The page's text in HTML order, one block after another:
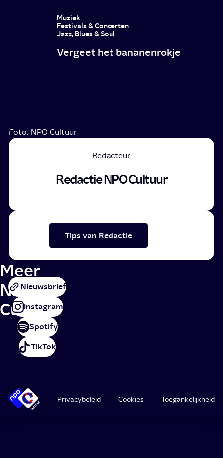
Muziek
Festivals & Concerten
Jazz, Blues & Soul
Vergeet het bananenrokje
Foto: NPO Cultuur
Redacteur
Redactie NPO Cultuur
Tips van Redactie
Meer
NPO
Cultuur
Nieuwsbrief
Instagram
Spotify
TikTok
Privacybeleid Cookies Toegankelijkheid